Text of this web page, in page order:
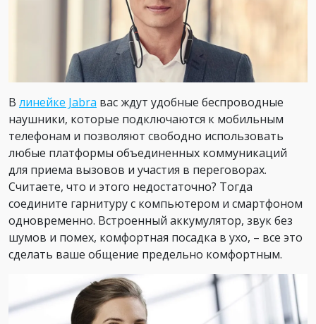
В линейке Jabra вас ждут удобные беспроводные
наушники, которые подключаются к мобильным
телефонам и позволяют свободно использовать
любые платформы объединенных коммуникаций
для приема вызовов и участия в переговорах.
Считаете, что и этого недостаточно? Тогда
соедините гарнитуру с компьютером и смартфоном
одновременно. Встроенный аккумулятор, звук без
шумов и помех, комфортная посадка в ухо, – все это
сделать ваше общение предельно комфортным.